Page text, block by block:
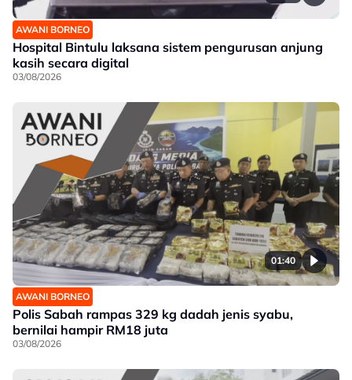
AWANI BORNEO
Hospital Bintulu laksana sistem pengurusan anjung
kasih secara digital
03/08/2026
01:40
AWANI BORNEO
Polis Sabah rampas 329 kg dadah jenis syabu,
bernilai hampir RM18 juta
03/08/2026